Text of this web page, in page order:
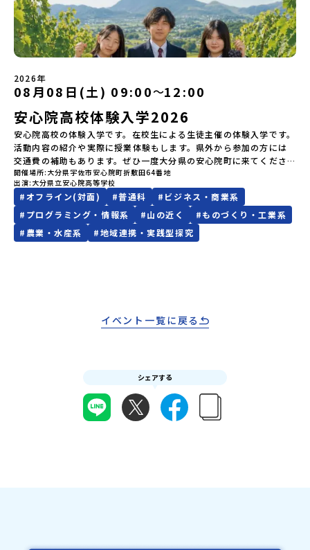
い場合は、当選を取り消しとさせていただきます。当選取り消しが
あった場合は、繰り上げ当選者へご連絡させていただきます。登録
メールアドレスの変更をご希望の場合は下記の地域みらい留学公式
LINEよりご連絡をお願いします。※受信制限設定をしていると、通
「@miratabi.jp」からのメールを受信できるよう設定をお願いいた
します。※結果に関する個別のお問合せにはお答えしておりません
限りです。PC・スマートフォンからお申込ください。申込後の内容
変更はできません。お申込時は、メールアドレスの入力間違いにご
注意ください。・宿泊について１室に複数(同性2～4名程度)で宿泊
いただく予定です。・食事アレルギー対応について個別の詳細なア
レルギー対応希望にはお応えしかねる場合がございます。対応が必
要な場合は必ず事前にご相談ください。・参加取消や急遽参加でき
なくなった場合について参加決定後の参加お取り消しはご遠慮下さ
い。やむを得ないお取り消しの場合はお早めに事務局までご連絡く
ださい。・キャンセルポリシーやむを得ない参加お取り消しの場
合、以下のルールに沿って対応させていただきます。ご了承くださ
どの状況等によって開催を見合わせる可能性があります。その場合
は原則、開催日1週間前までにご連絡いたします。又、最少催行人数
ム主催：一般財団法人地域・教育魅力化プラットフォーム＞「意志
ある若者にあふれる持続可能な地域・社会をつくる」というビジョ
ンを掲げ、2017年3月に島根県に設立した教育事業団体です。日本
全国約200の高校と連携しながら、中学卒業後に地域の枠を越えて生
り、保護者様が特に気になる「安全面」や「事務局のサポート体
制」についても詳しく解説しています。ぜひ、ご自宅からお気軽に
ご視聴ください。🎬 [アーカイブ動画を視聴する]YouTube：
https://youtu.be/Yt8nd04aNgA?si=e5erbspvwz5O8_uF
【STEP 2】プログラム説明会〜「標津町」の内容をもっと知りした
「どんなまちなの？」という疑問にお答えする詳細配信です。2泊3
日のプログラムの中身をお伝えします。日時：6月10日(水) 19：
00〜20：00内容：どんなところ？プログラム詳細解説、質疑応答紹
介地域：鹿児島県出水市・出水工業高校/北海道標津町/岩手県八幡
平市/愛媛県鬼北町＊4つの地域のプログラムを1時間でぎゅっとお届
けします。お申し込み：https://c-mirai.jp/events/064069お気
軽にどうぞ！「はじめての一人旅だけど大丈夫？」「どんな体験が
できるの？」そんな保護者様の不安や、中学生のみなさんの素朴な
疑問にスタッフが直接お答えします。チャットでの質問も可能です
ので、ぜひご自宅からリラックスしてご参加ください。▼お申し込
み前に必ずご確認ください・参加規約への同意プログラムへの参加
申し込みいただく前に、「お申し込みに関する各規約」への同意が
必須となります。ご確認ください。・抽選による参加者決定につい
の期日までにご回答いただけない場合は、当選を取り消しとさせて
受信制限設定をしていると、通知メールをお受け取りいただけませ
設定をお願いいたします。※結果に関する個別のお問合せにはお答
えしておりませんので、ご了承ください。・お申し込みについてお
2026年
08月08日(土) 09:00〜12:00
安心院高校体験入学2026
安心院高校の体験入学です。在校生による生徒主催の体験入学です。
活動内容の紹介や実際に授業体験もします。県外から参加の方には
交通費の補助もあります。ぜひ一度大分県の安心院町に来てくださ
い！！
開催場所 大分県宇佐市安心院町折敷田64番地
出演 大分県立安心院高等学校
#オフライン(対面) #普通科 # ビジネス・商業系
# プログラミング・情報系 #山の近く #ものづくり・工業系
# 農業・水産系 #地域連携・実践型探究
イベント一覧に戻る
シェアする